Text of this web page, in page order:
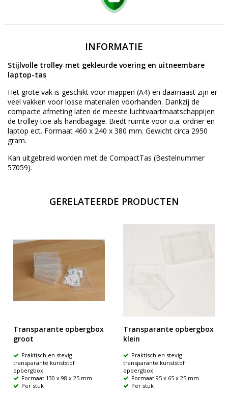
INFORMATIE
Stijlvolle trolley met gekleurde voering en uitneembare
laptop-tas
Het grote vak is geschikt voor mappen (A4) en daarnaast zijn er
veel vakken voor losse materialen voorhanden. Dankzij de
compacte afmeting laten de meeste luchtvaartmaatschappijen
de trolley toe als handbagage. Biedt ruimte voor o.a. ordner en
laptop ect. Formaat 460 x 240 x 380 mm. Gewicht circa 2950
gram.
Kan uitgebreid worden met de CompactTas (Bestelnummer
57059).
GERELATEERDE PRODUCTEN
Transparante opbergbox
groot
Praktisch en stevig
transparante kunststof
opbergbox
Formaat 130 x 98 x 25 mm
Per stuk
Transparante opbergbox
klein
Praktisch en stevig
transparante kunststof
opbergbox
Formaat 95 x 65 x 25 mm
Per stuk